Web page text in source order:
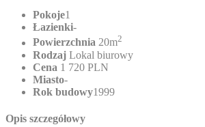
Pokoje1
Łazienki-
Powierzchnia 20m2
Rodzaj Lokal biurowy
Cena 1 720 PLN
Miasto-
Rok budowy1999
Opis szczegółowy